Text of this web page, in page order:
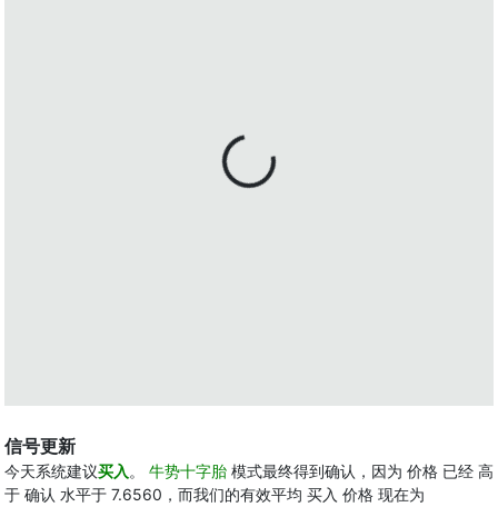
信号更新
今天系统建议买入 。 牛势十字胎 模式最终得到确认，因为 价格 已经 高
于 确认 水平于 7.6560，而我们的有效平均 买入 价格 现在为